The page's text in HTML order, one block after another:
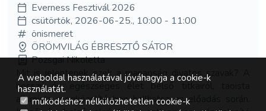
Everness Fesztivál 2026
csütörtök, 2026-06-25., 10:00 - 11:00
önismeret
ÖRÖMVILÁG ÉBRESZTŐ SÁTOR
Pozsgai Nikoletta
Mit is jelentenek ezek a manapság divatos szavak? A
hosszú és egészséges élet belső titkairól, taoista
alkimista megközelítésben hallhatsz az előadás során.
A weboldal használatával jóváhagyja a cookie-k
használatát.
működéshez nélkülözhetetlen cookie-k